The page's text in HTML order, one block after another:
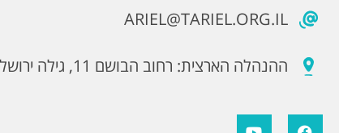
ARIEL@TARIEL.ORG.IL
ההנהלה הארצית: רחוב הבושם 11, גילה ירושלים